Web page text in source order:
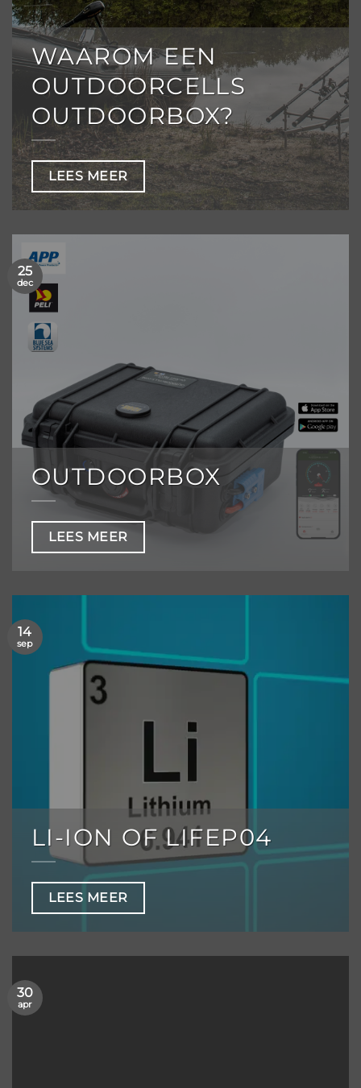
WAAROM EEN
OUTDOORCELLS
OUTDOORBOX?
LEES MEER
OUTDOORBOX
LEES MEER
25
dec
LI-ION OF LIFEP04
LEES MEER
14
sep
30
apr